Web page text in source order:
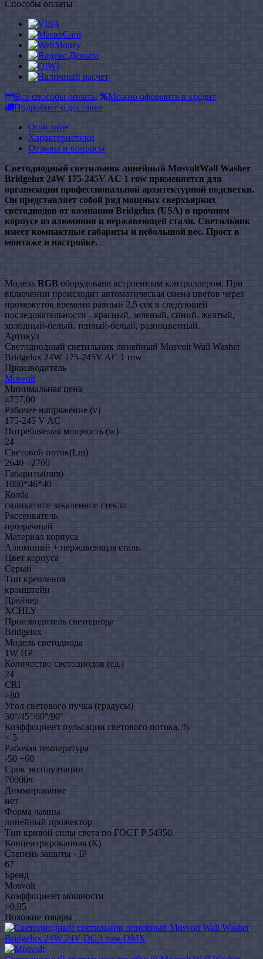
Способы оплаты
Все способы оплаты
Можно оформить в кредит
Подробнее о доставке
Описание
Характеристики
Отзывы и вопросы
Светодиодный светильник линейный MosvoltWall Washer
Bridgelux 24W 175-245V AC 1 row применяется для
организации профессиональной архитектурной подсветки.
Он представляет собой ряд мощных сверхъярких
светодиодов от компании Bridgelux (USA) в прочном
корпусе из алюминия и нержавеющей стали. Светильник
имеет компактные габариты и небольшой вес. Прост в
монтаже и настройке.
Модель RGB оборудована встроенным контроллером. При
включении происходит автоматическая смена цветов через
промежуток времени равный 2,5 сек в следующей
последовательности - красный, зеленый, синий, желтый,
холодный-белый, теплый-белый, разноцветный.
Артикул
Светодиодный светильник линейный Mosvolt Wall Washer
Bridgelux 24W 175-245V AC 1 row
Производитель
Mosvolt
Минимальная цена
4757.00
Рабочее напряжение (v)
175-245 V AC
Потребляемая мощность (w)
24
Световой поток(Lm)
2640 - 2760
Габариты(mm)
1000*46*40
Колба
силикатное закаленное стекло
Рассеиватель
прозрачный
Материал корпуса
Алюминий + нержавеющая сталь
Цвет корпуса
Серый
Тип крепления
кронштейн
Драйвер
XCHLY
Производитель светодиода
Bridgelux
Модель светодиода
1W HP
Количество светодиодов (ед.)
24
CRI
>80
Угол светового пучка (градусы)
30°/45°/60°/90°
Коэффициент пульсации светового потока, %
< 5
Рабочая температура
-50 +60
Срок эксплуатации
70000ч
Диммирование
нет
Форма лампы
линейный прожектор
Тип кривой силы света по ГОСТ Р 54350
Концентрированная (К)
Степень защиты - IP
67
Бренд
Mosvolt
Коэффициент мощности
>0,95
Похожие товары